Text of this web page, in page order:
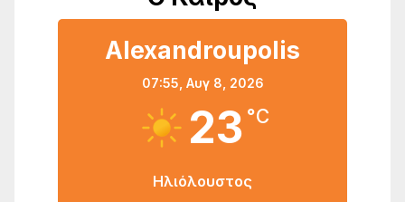
Alexandroupolis
07:55, Αυγ 8, 2026
23 °C
Ηλιόλουστος